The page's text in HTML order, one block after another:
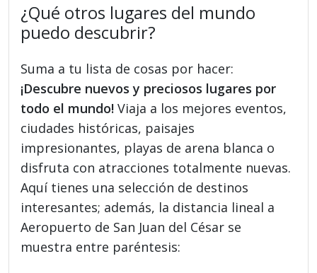
¿Qué otros lugares del mundo
puedo descubrir?
Suma a tu lista de cosas por hacer:
¡Descubre nuevos y preciosos lugares por
todo el mundo! Viaja a los mejores eventos,
ciudades históricas, paisajes
impresionantes, playas de arena blanca o
disfruta con atracciones totalmente nuevas.
Aquí tienes una selección de destinos
interesantes; además, la distancia lineal a
Aeropuerto de San Juan del César se
muestra entre paréntesis: